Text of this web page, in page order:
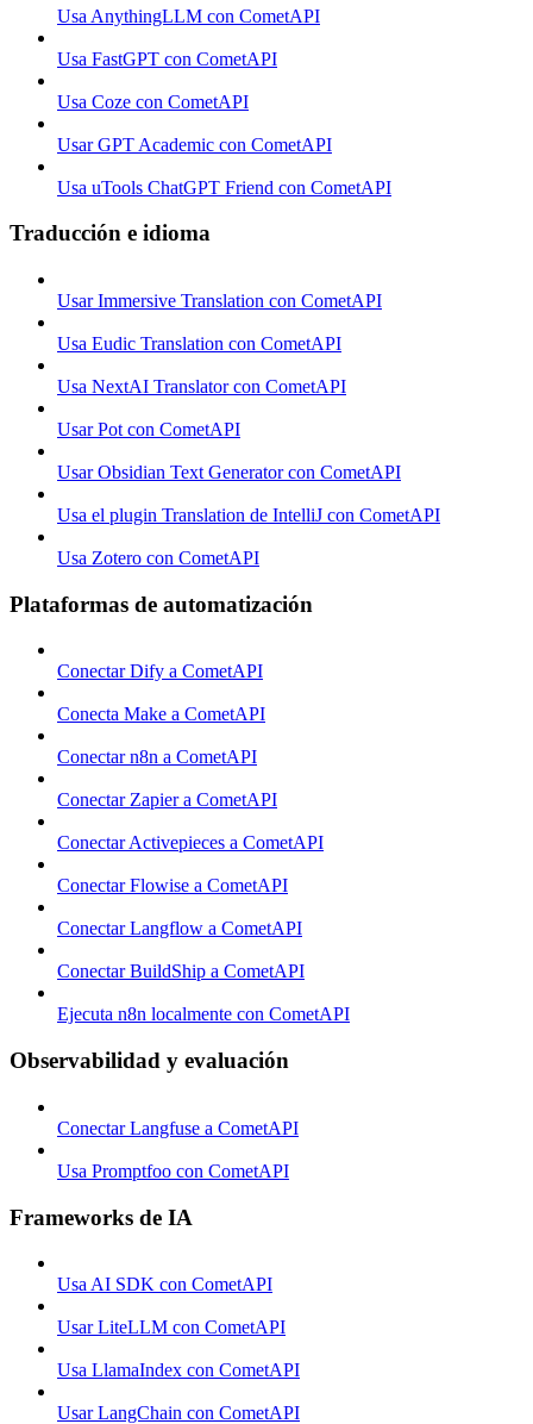
Usa AnythingLLM con CometAPI
Usa FastGPT con CometAPI
Usa Coze con CometAPI
Usar GPT Academic con CometAPI
Usa uTools ChatGPT Friend con CometAPI
Traducción e idioma
Usar Immersive Translation con CometAPI
Usa Eudic Translation con CometAPI
Usa NextAI Translator con CometAPI
Usar Pot con CometAPI
Usar Obsidian Text Generator con CometAPI
Usa el plugin Translation de IntelliJ con CometAPI
Usa Zotero con CometAPI
Plataformas de automatización
Conectar Dify a CometAPI
Conecta Make a CometAPI
Conectar n8n a CometAPI
Conectar Zapier a CometAPI
Conectar Activepieces a CometAPI
Conectar Flowise a CometAPI
Conectar Langflow a CometAPI
Conectar BuildShip a CometAPI
Ejecuta n8n localmente con CometAPI
Observabilidad y evaluación
Conectar Langfuse a CometAPI
Usa Promptfoo con CometAPI
Frameworks de IA
Usa AI SDK con CometAPI
Usar LiteLLM con CometAPI
Usa LlamaIndex con CometAPI
Usar LangChain con CometAPI